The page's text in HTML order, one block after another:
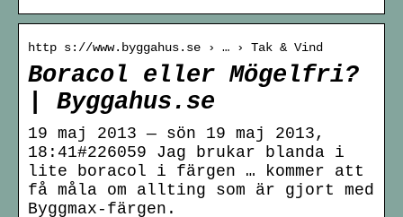
http s://www.byggahus.se › … › Tak & Vind
Boracol eller Mögelfri?
| Byggahus.se
19 maj 2013 — sön 19 maj 2013,
18:41#226059 Jag brukar blanda i
lite boracol i färgen … kommer att
få måla om allting som är gjort med
Byggmax-färgen.